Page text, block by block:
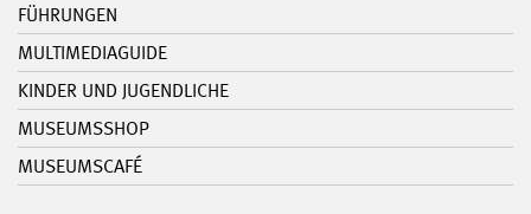
FÜHRUNGEN
MULTIMEDIAGUIDE
KINDER UND JUGENDLICHE
MUSEUMSSHOP
MUSEUMSCAFÉ